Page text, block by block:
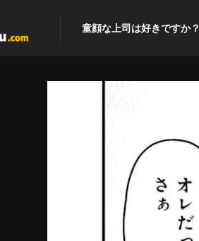
童顔な上司は好きですか？